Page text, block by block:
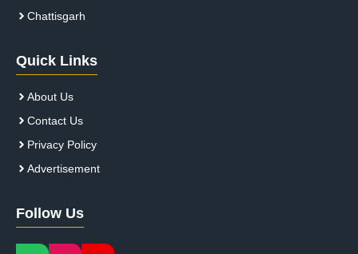
Chattisgarh
Quick Links
About Us
Contact Us
Privacy Policy
Advertisement
Follow Us